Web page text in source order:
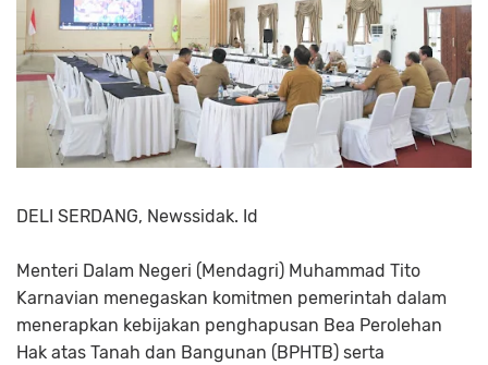
DELI SERDANG, Newssidak. Id
Menteri Dalam Negeri (Mendagri) Muhammad Tito
Karnavian menegaskan komitmen pemerintah dalam
menerapkan kebijakan penghapusan Bea Perolehan
Hak atas Tanah dan Bangunan (BPHTB) serta